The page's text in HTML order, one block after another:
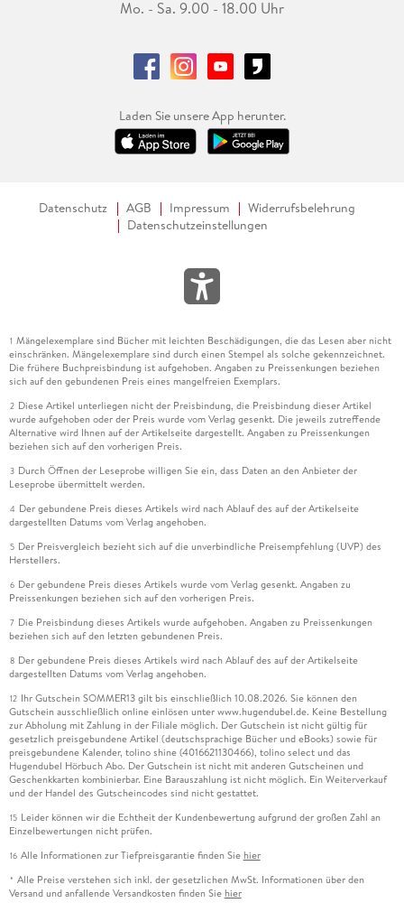
Mo. - Sa. 9.00 - 18.00 Uhr
Laden Sie unsere App herunter.
Datenschutz AGB Impressum
Widerrufsbelehrung
Datenschutzeinstellungen
1 Mängelexemplare sind Bücher mit leichten Beschädigungen, die das Lesen aber nicht
einschränken. Mängelexemplare sind durch einen Stempel als solche gekennzeichnet.
Die frühere Buchpreisbindung ist aufgehoben. Angaben zu Preissenkungen beziehen
sich auf den gebundenen Preis eines mangelfreien Exemplars.
2 Diese Artikel unterliegen nicht der Preisbindung, die Preisbindung dieser Artikel
wurde aufgehoben oder der Preis wurde vom Verlag gesenkt. Die jeweils zutreffende
Alternative wird Ihnen auf der Artikelseite dargestellt. Angaben zu Preissenkungen
beziehen sich auf den vorherigen Preis.
3 Durch Öffnen der Leseprobe willigen Sie ein, dass Daten an den Anbieter der
Leseprobe übermittelt werden.
4 Der gebundene Preis dieses Artikels wird nach Ablauf des auf der Artikelseite
dargestellten Datums vom Verlag angehoben.
5 Der Preisvergleich bezieht sich auf die unverbindliche Preisempfehlung (UVP) des
Herstellers.
6 Der gebundene Preis dieses Artikels wurde vom Verlag gesenkt. Angaben zu
Preissenkungen beziehen sich auf den vorherigen Preis.
7 Die Preisbindung dieses Artikels wurde aufgehoben. Angaben zu Preissenkungen
beziehen sich auf den letzten gebundenen Preis.
8 Der gebundene Preis dieses Artikels wird nach Ablauf des auf der Artikelseite
dargestellten Datums vom Verlag angehoben.
12 Ihr Gutschein SOMMER13 gilt bis einschließlich 10.08.2026. Sie können den
Gutschein ausschließlich online einlösen unter www.hugendubel.de. Keine Bestellung
zur Abholung mit Zahlung in der Filiale möglich. Der Gutschein ist nicht gültig für
gesetzlich preisgebundene Artikel (deutschsprachige Bücher und eBooks) sowie für
preisgebundene Kalender, tolino shine (4016621130466), tolino select und das
Hugendubel Hörbuch Abo. Der Gutschein ist nicht mit anderen Gutscheinen und
Geschenkkarten kombinierbar. Eine Barauszahlung ist nicht möglich. Ein Weiterverkauf
und der Handel des Gutscheincodes sind nicht gestattet.
15 Leider können wir die Echtheit der Kundenbewertung aufgrund der großen Zahl an
Einzelbewertungen nicht prüfen.
16 Alle Informationen zur Tiefpreisgarantie finden Sie hier
* Alle Preise verstehen sich inkl. der gesetzlichen MwSt. Informationen über den
Versand und anfallende Versandkosten finden Sie hier